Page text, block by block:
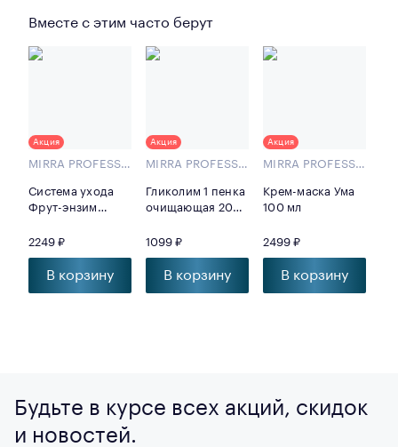
Вместе с этим часто берут
Акция
MIRRA PROFESSIONAL
Система ухода
Фрут-энзим
2249 ₽
В корзину
Акция
MIRRA PROFESSIONAL
Гликолим 1 пенка
очищающая 200
1099 ₽
В корзину
Акция
MIRRA PROFESSIONAL
Крем-маска Ума
100 мл
2499 ₽
В корзину
Будьте в курсе всех акций, скидок
и новостей.